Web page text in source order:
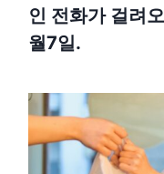
인 전화가 걸려
월7일.